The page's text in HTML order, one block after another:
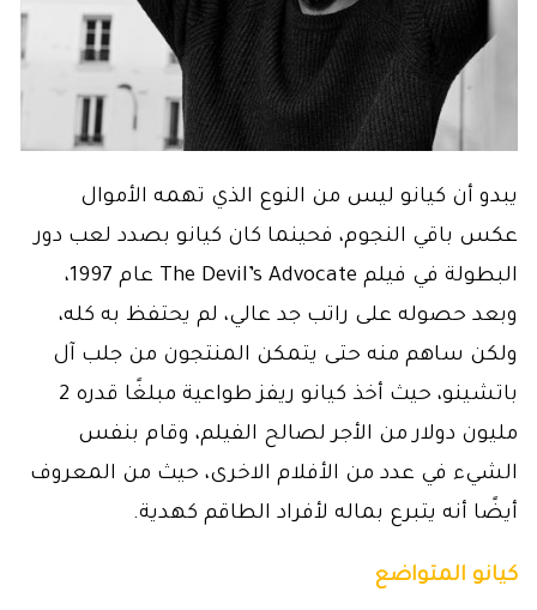
يبدو أن كيانو ليس من النوع الذي تهمه الأموال
عكس باقي النجوم، فحينما كان كيانو بصدد لعب دور
البطولة في فيلم The Devil’s Advocate عام 1997،
وبعد حصوله على راتب جد عالي، لم يحتفظ به كله،
ولكن ساهم منه حتى يتمكن المنتجون من جلب آل
باتشينو، حيث أخذ كيانو ريفز طواعية مبلغًا قدره 2
مليون دولار من الأجر لصالح الفيلم، وقام بنفس
الشيء في عدد من الأفلام الاخرى، حيث من المعروف
أيضًا أنه يتبرع بماله لأفراد الطاقم كهدية.
كيانو المتواضع